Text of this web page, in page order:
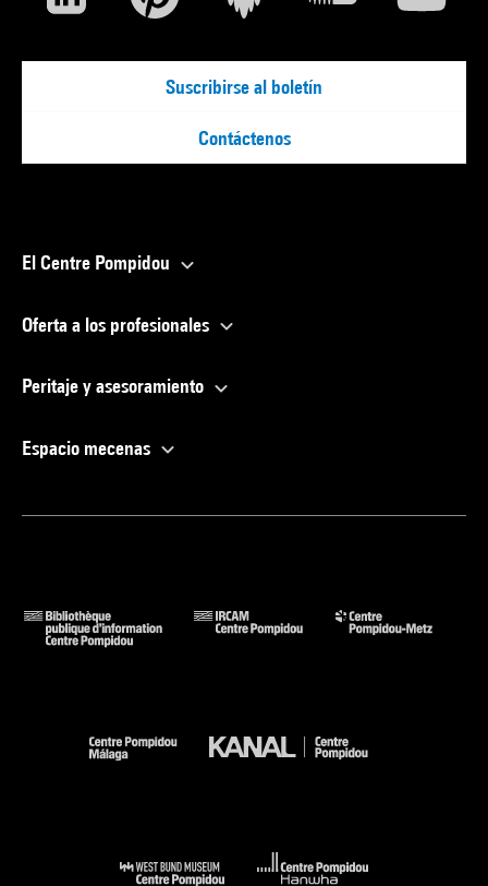
Suscribirse al boletín
Contáctenos
El Centre Pompidou
Oferta a los profesionales
Peritaje y asesoramiento
Espacio mecenas